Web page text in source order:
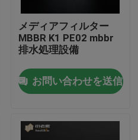
メディアフィルター
MBBR K1 PE02 mbbr
排水処理設備
お問い合わせを送信